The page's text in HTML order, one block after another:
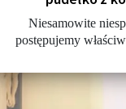
Niesamowite
postępujemy